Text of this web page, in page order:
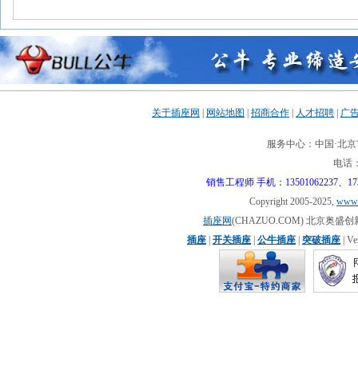
关于插座网 网站地图 招商合作 人才招聘 广
服务中心：中国·北
电话
销售工程师 手机：13501062237、
Copyright 2005-2025,
插座网(CHAZUO.COM) 北京奥盛
插座 开关插座 公牛插座 突破插座 |